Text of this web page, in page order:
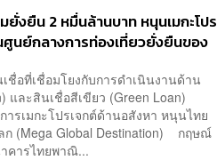
ยั่งยืน 2 หมื่นล้านบาท หนุนเมกะโปร
นย์กลางการท่องเที่ยวยั่งยืนของ
ชื่อที่เชื่อมโยงกับการดำเนินงานด้าน
และสินเชื่อสีเขียว (Green Loan)
รเมกะโปรเจกต์ด้านอสังหา หนุนไทย
ก (Mega Global Destination) กฤษณ์
คารไทยพาณิ...